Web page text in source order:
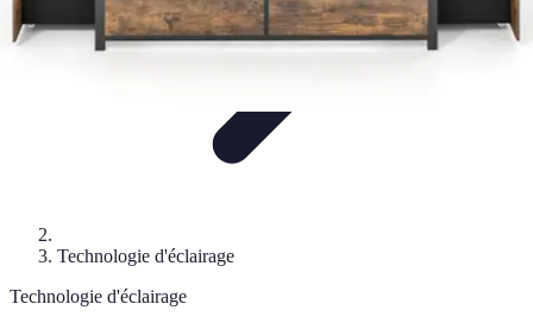
Technologie d'éclairage
Technologie d'éclairage